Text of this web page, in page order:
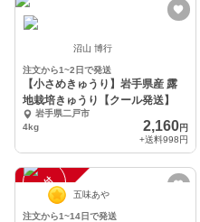
沼山 博行
注文から1~2日で発送
【小さめきゅうり】岩手県産 露
地栽培きゅうり【クール発送】
岩手県二戸市
4kg
2,160円
+送料998円
注
文
受
付
停
止
中 五味あや
注文から1~14日で発送